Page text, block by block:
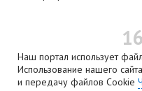
Наш портал использует
Использование нашего
и передачу файлов Cookie